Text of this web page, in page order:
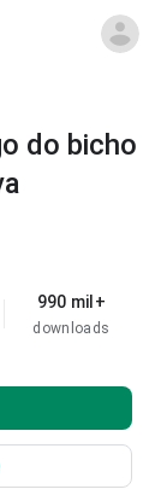
do bicho
990 mil+
downloads